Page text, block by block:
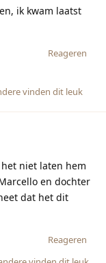
ik kwam laatst
Reageren
vinden dit leuk
niet laten hem
en dochter
dat het dit
Reageren